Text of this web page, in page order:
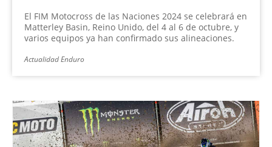
El FIM Motocross de las Naciones 2024 se celebrará en
Matterley Basin, Reino Unido, del 4 al 6 de octubre, y
varios equipos ya han confirmado sus alineaciones.
Actualidad Enduro